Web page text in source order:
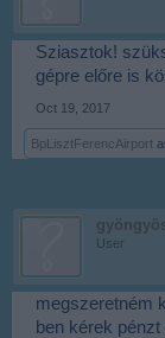
Sziasztok!
gépre előre is
Oct 19, 2017
BpLisztFerencAirport
User
megszeretném
ben kérek